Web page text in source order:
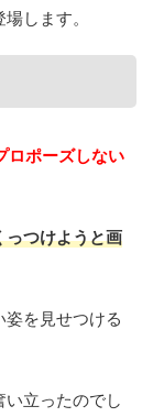
場します。
ロポーズしない
っつけようと画
を見せつける
立ったのでし